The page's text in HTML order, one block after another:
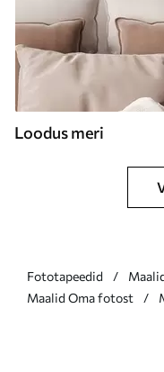
Loodus meri
Fototapeedid
Maalid Oma fotost